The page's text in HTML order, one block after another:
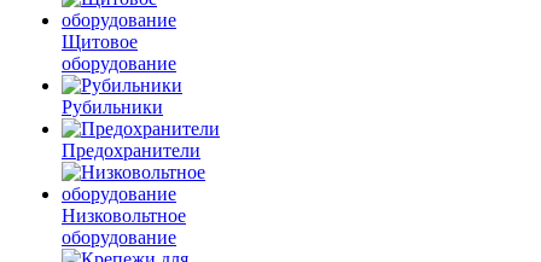
Щитовое
оборудование
Рубильники
Предохранители
Низковольтное
оборудование